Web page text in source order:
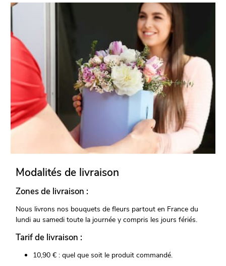
Modalités de livraison
Zones de livraison :
Nous livrons nos bouquets de fleurs partout en France du
lundi au samedi toute la journée y compris les jours fériés.
Tarif de livraison :
10,90 € : quel que soit le produit commandé.